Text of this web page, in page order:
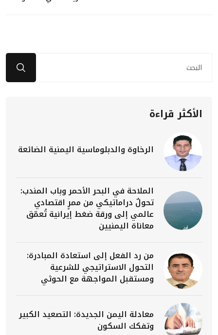
الأكثر قراءة
الرخاوة والدبلوماسية اليمنية الضائعة
الملاحة في البحر الأحمر وباب المندب:
تحولٌ دراماتيكي من ممرٍ اقتصادي
عالمي إلى ورقة ضغط إيرانية تُعمّق
معاناة اليمنيين
من رد الفعل إلى استعادة المبادرة:
التحول الاستراتيجي للشرعية
ومستقبل المواجهة مع الحوثي
معادلة اليمن الجديدة: التصعيد الكبير
وتفكك السكون